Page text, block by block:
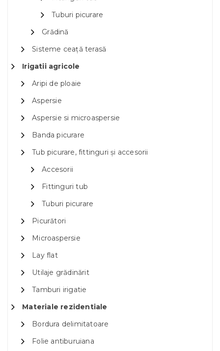
Tuburi picurare
Grădină
Sisteme ceață terasă
Irigatii agricole
Aripi de ploaie
Aspersie
Aspersie si microaspersie
Banda picurare
Tub picurare, fittinguri și accesorii
Accesorii
Fittinguri tub
Tuburi picurare
Picurători
Microaspersie
Lay flat
Utilaje grădinărit
Tamburi irigatie
Materiale rezidentiale
Bordura delimitatoare
Folie antiburuiana